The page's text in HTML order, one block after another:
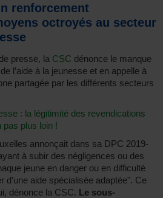
renforcement
octroyés au secteur
presse, la CSC dénonce le manque
l’aide à la jeunesse et en appelle à
partagée par les différents secteurs
: la légitimité des revendications
plus loin !
annonçait dans sa DPC 2019-
à subir des négligences ou des
jeune en danger ou en difficulté
d’une aide spécialisée adaptée". Ce
dénonce la CSC. Le sous-